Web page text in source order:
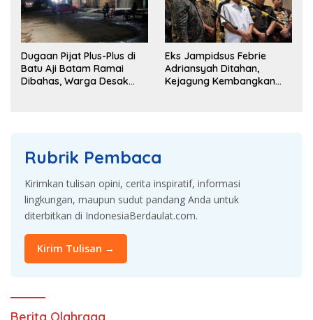
Dugaan Pijat Plus-Plus di
Batu Aji Batam Ramai
Dibahas, Warga Desak
Eks Jampidsus Febrie
Adriansyah Ditahan,
Kejagung Kembangkan
Rubrik Pembaca
Kirimkan tulisan opini, cerita inspiratif, informasi
lingkungan, maupun sudut pandang Anda untuk
diterbitkan di IndonesiaBerdaulat.com.
Kirim Tulisan →